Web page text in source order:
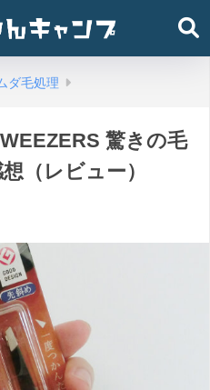
ダ毛処理
驚きの毛
（レビュー）